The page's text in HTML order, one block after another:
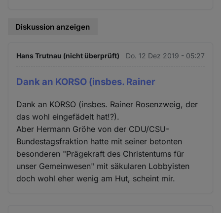
Diskussion anzeigen
Hans Trutnau (nicht überprüft) Do. 12 Dez 2019 - 05:27
Dank an KORSO (insbes. Rainer
Dank an KORSO (insbes. Rainer Rosenzweig, der
das wohl eingefädelt hat!?).
Aber Hermann Gröhe von der CDU/CSU-
Bundestagsfraktion hatte mit seiner betonten
besonderen "Prägekraft des Christentums für
unser Gemeinwesen" mit säkularen Lobbyisten
doch wohl eher wenig am Hut, scheint mir.